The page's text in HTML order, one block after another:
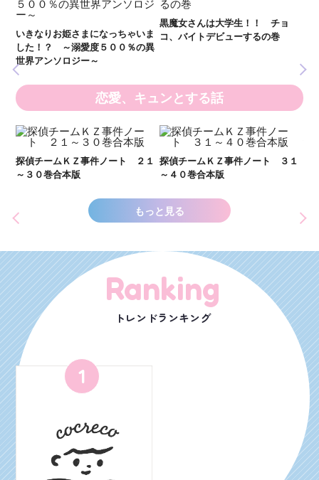
コ、バイトデビューするの巻
新 妖界ナビ・ルナ１～１１ 全
１１巻合本版
恋愛、キュンとする話
探偵チームＫＺ事件ノート ３１
～４０巻合本版
探偵チームＫＺ事件ノート １１
～２０巻合本版
もっと見る
Ranking
トレンドランキング
1